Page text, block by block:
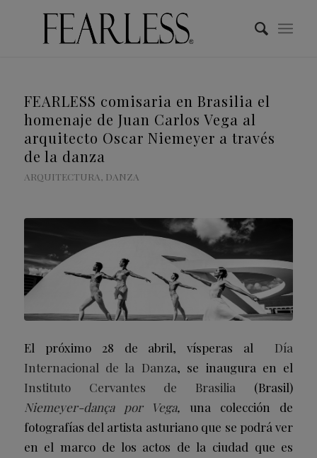
FEARLESS comisaria en Brasilia el
homenaje de Juan Carlos Vega al
arquitecto Oscar Niemeyer a través
de la danza
ARQUITECTURA, DANZA
El próximo 28 de abril, vísperas al
Día
Internacional de la Danza, se inaugura en el
Instituto Cervantes de Brasilia (Brasil)
Niemeyer-dança por Vega, una colección de
fotografías del artista asturiano que se podrá ver
en el marco de los actos de la ciudad que es